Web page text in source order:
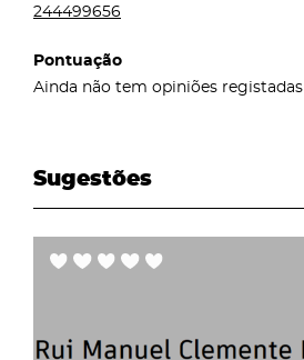
244499656
Pontuação
Ainda não tem opiniões registadas
Sugestões
page